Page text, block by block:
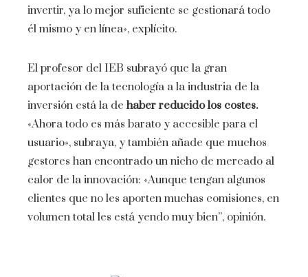
invertir, ya lo mejor suficiente se gestionará todo
él mismo y en línea», explícito.
El profesor del IEB subrayó que la gran
aportación de la tecnología a la industria de la
inversión está la de haber reducido los costes.
«Ahora todo es más barato y accesible para el
usuario», subraya, y también añade que muchos
gestores han encontrado un nicho de mercado al
calor de la innovación: «Aunque tengan algunos
clientes que no les aporten muchas comisiones, en
volumen total les está yendo muy bien”, opinión.